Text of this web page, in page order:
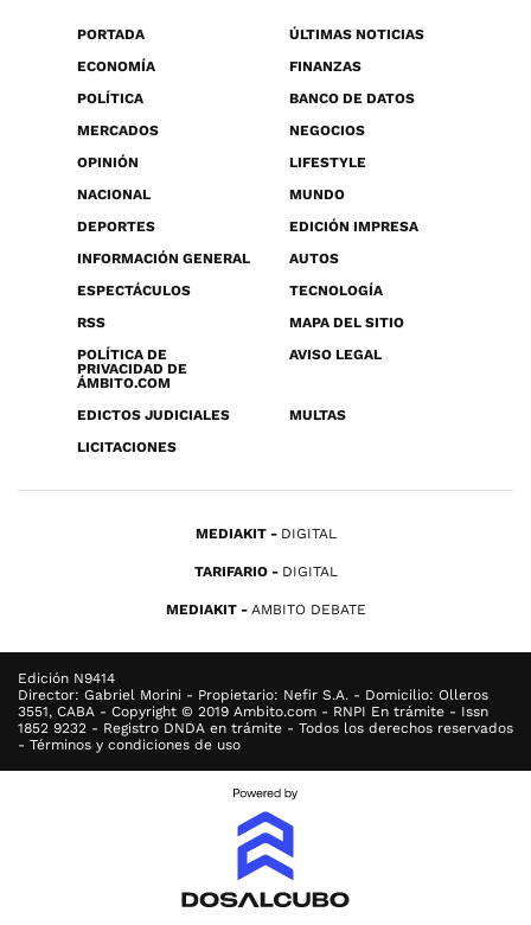
PORTADA
ÚLTIMAS NOTICIAS
ECONOMÍA
FINANZAS
POLÍTICA
BANCO DE DATOS
MERCADOS
NEGOCIOS
OPINIÓN
LIFESTYLE
NACIONAL
MUNDO
DEPORTES
EDICIÓN IMPRESA
INFORMACIÓN GENERAL
AUTOS
ESPECTÁCULOS
TECNOLOGÍA
RSS
MAPA DEL SITIO
POLÍTICA DE
PRIVACIDAD DE
ÁMBITO.COM
AVISO LEGAL
EDICTOS JUDICIALES
MULTAS
LICITACIONES
MEDIAKIT DIGITAL
TARIFARIO DIGITAL
MEDIAKIT AMBITO DEBATE
Edición N9414
Director: Gabriel Morini - Propietario: Nefir S.A. - Domicilio: Olleros
3551, CABA - Copyright © 2019 Ambito.com - RNPI En trámite - Issn
1852 9232 - Registro DNDA en trámite - Todos los derechos reservados
- Términos y condiciones de uso